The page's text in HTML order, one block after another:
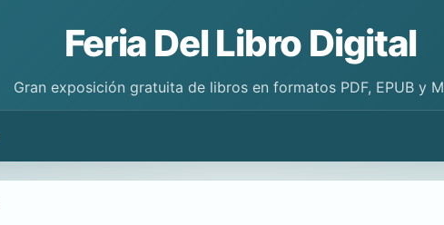
Feria Del Libro Digital
Gran exposición gratuita de libros en formatos PDF, EPUB y